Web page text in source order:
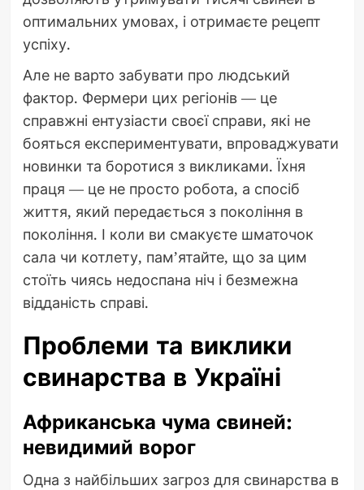
оптимальних умовах, і отримаєте рецепт
успіху.
Але не варто забувати про людський
фактор. Фермери цих регіонів — це
справжні ентузіасти своєї справи, які не
бояться експериментувати, впроваджувати
новинки та боротися з викликами. Їхня
праця — це не просто робота, а спосіб
життя, який передається з покоління в
покоління. І коли ви смакуєте шматочок
сала чи котлету, пам’ятайте, що за цим
стоїть чиясь недоспана ніч і безмежна
відданість справі.
Проблеми та виклики
свинарства в Україні
Африканська чума свиней:
невидимий ворог
Одна з найбільших загроз для свинарства в